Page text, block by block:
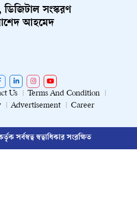
ডিজিটাল সংস্করণ
আহমেদ
Us
Terms And Condition
Advertisement Career
সর্বস্বত্ব স্বত্বাধিকার সংরক্ষিত